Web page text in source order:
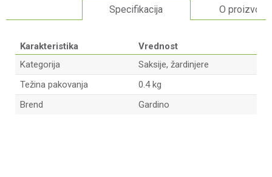
Specifikacija O proizvodu
Karakteristika
Vrednost
Kategorija
Saksije, žardinjere
Težina pakovanja
0.4 kg
Brend
Gardino